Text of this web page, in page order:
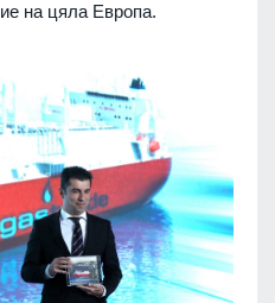
на цяла Европа.